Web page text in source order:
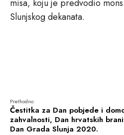
misa, koju je predvodio
Slunjskog dekanata.
Prethodno:
Čestitka za Dan pobjede i
zahvalnosti, Dan hrvatskih
Dan Grada Slunja 2020.